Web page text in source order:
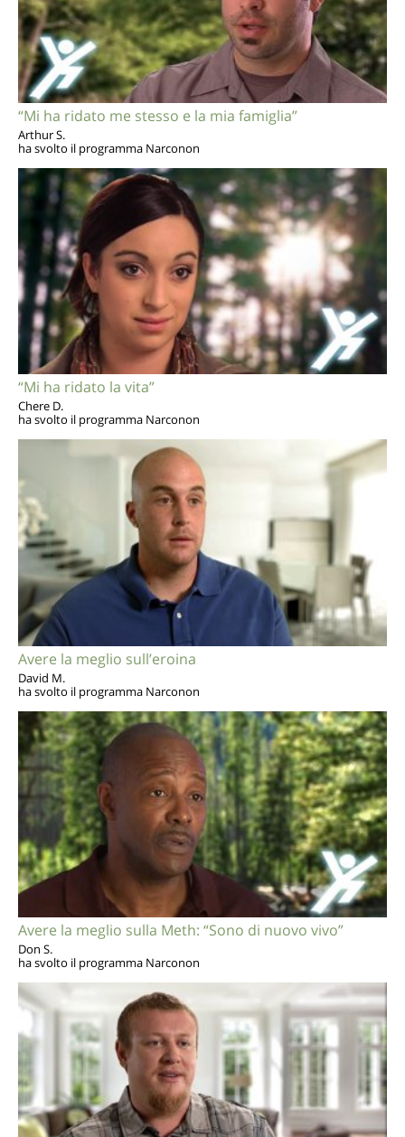
“Mi ha ridato me stesso e la mia famiglia”
Arthur S.
ha svolto il programma Narconon
“Mi ha ridato la vita”
Chere D.
ha svolto il programma Narconon
Avere la meglio sull’eroina
David M.
ha svolto il programma Narconon
Avere la meglio sulla Meth: “Sono di nuovo vivo”
Don S.
ha svolto il programma Narconon